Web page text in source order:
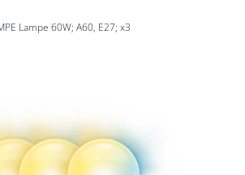
Lampe 60W; A60, E27; x3